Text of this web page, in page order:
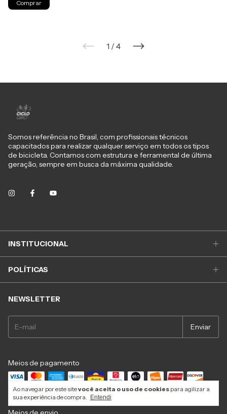
Ao navegar por este sitevocê aceita o uso de cookies para agilizar a
sua experiência de compra.
Entendi
1 / 4
Somos referência no Brasil, com profissionais técnicos
capacitados para realizar qualquer serviço em todos os tipos
de bicicleta. Contamos com estrutura e ferramental de última
geração, sempre em busca da máxima qualidade.
INSTITUCIONAL
POLÍTICAS
NEWSLETTER
Meios de pagamento